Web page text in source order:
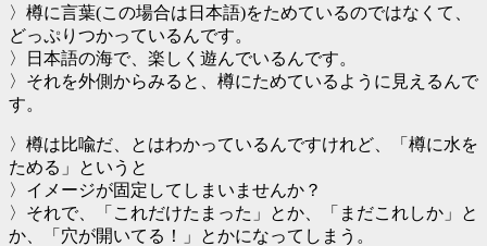
〉樽に言葉(この場合は日本語)をためているのではなくて、
どっぷりつかっているんです。
〉日本語の海で、楽しく遊んでいるんです。
〉それを外側からみると、樽にためているように見えるんで
す。
〉樽は比喩だ、とはわかっているんですけれど、「樽に水を
ためる」というと
〉イメージが固定してしまいませんか？
〉それで、「これだけたまった」とか、「まだこれしか」と
か、「穴が開いてる！」とかになってしまう。